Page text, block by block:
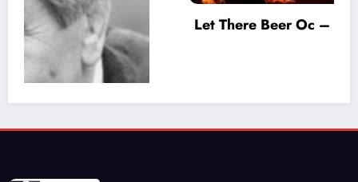
Let There Beer Oc – 56 – Juillet 2026